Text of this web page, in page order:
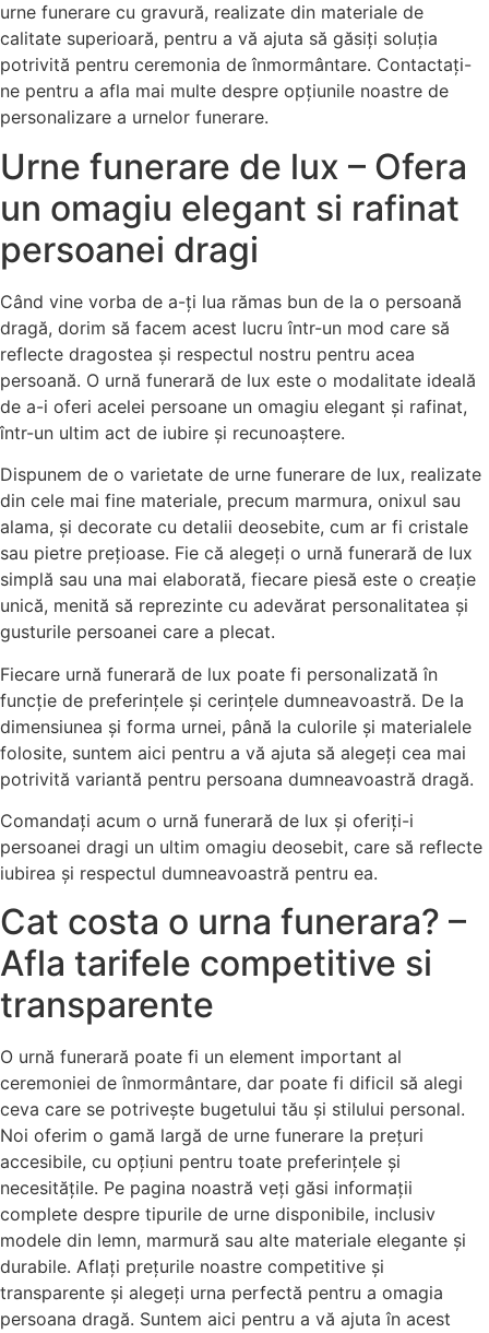
urne funerare cu gravură, realizate din materiale de
calitate superioară, pentru a vă ajuta să găsiți soluția
potrivită pentru ceremonia de înmormântare. Contactați-
ne pentru a afla mai multe despre opțiunile noastre de
personalizare a urnelor funerare.
Urne funerare de lux – Ofera
un omagiu elegant si rafinat
persoanei dragi
Când vine vorba de a-ți lua rămas bun de la o persoană
dragă, dorim să facem acest lucru într-un mod care să
reflecte dragostea și respectul nostru pentru acea
persoană. O urnă funerară de lux este o modalitate ideală
de a-i oferi acelei persoane un omagiu elegant și rafinat,
într-un ultim act de iubire și recunoaștere.
Dispunem de o varietate de urne funerare de lux, realizate
din cele mai fine materiale, precum marmura, onixul sau
alama, și decorate cu detalii deosebite, cum ar fi cristale
sau pietre prețioase. Fie că alegeți o urnă funerară de lux
simplă sau una mai elaborată, fiecare piesă este o creație
unică, menită să reprezinte cu adevărat personalitatea și
gusturile persoanei care a plecat.
Fiecare urnă funerară de lux poate fi personalizată în
funcție de preferințele și cerințele dumneavoastră. De la
dimensiunea și forma urnei, până la culorile și materialele
folosite, suntem aici pentru a vă ajuta să alegeți cea mai
potrivită variantă pentru persoana dumneavoastră dragă.
Comandați acum o urnă funerară de lux și oferiți-i
persoanei dragi un ultim omagiu deosebit, care să reflecte
iubirea și respectul dumneavoastră pentru ea.
Cat costa o urna funerara? –
Afla tarifele competitive si
transparente
O urnă funerară poate fi un element important al
ceremoniei de înmormântare, dar poate fi dificil să alegi
ceva care se potrivește bugetului tău și stilului personal.
Noi oferim o gamă largă de urne funerare la prețuri
accesibile, cu opțiuni pentru toate preferințele și
necesitățile. Pe pagina noastră veți găsi informații
complete despre tipurile de urne disponibile, inclusiv
modele din lemn, marmură sau alte materiale elegante și
durabile. Aflați prețurile noastre competitive și
transparente și alegeți urna perfectă pentru a omagia
persoana dragă. Suntem aici pentru a vă ajuta în acest